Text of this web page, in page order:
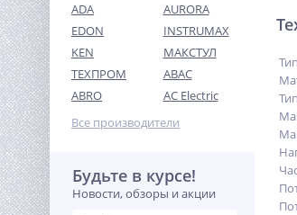
Швонарезчик TOR CC-450
(Honda)
127 705
ADA
AURORA
EDON
INSTRUMAX
KEN
МАКСТУЛ
ТЕХПРОМ
ABAC
ABRO
AC Electric
Все производители
Будьте в курсе!
Новости, обзоры и акции